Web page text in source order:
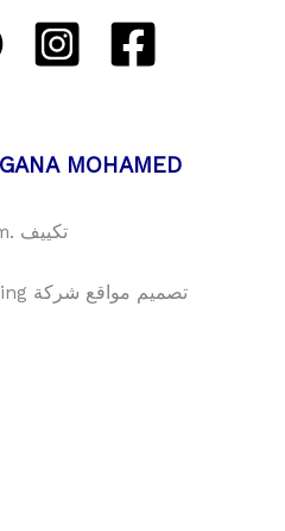
MOHAMED
تكييف .com
تصميم مواقع شركة 20th Day Marketing